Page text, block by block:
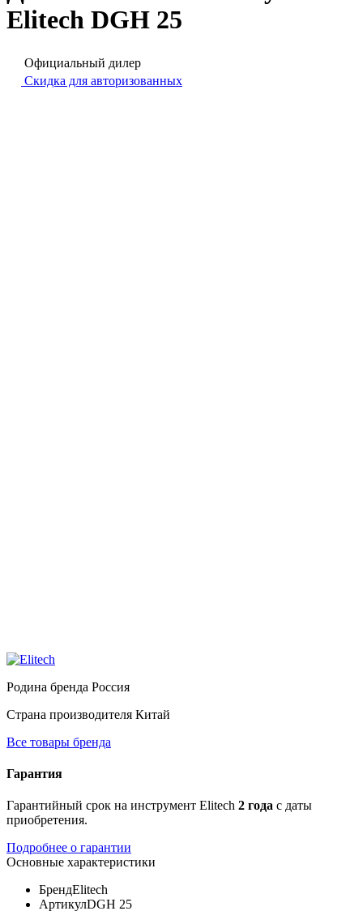
Elitech DGH 25
Официальный дилер
Скидка для авторизованных
Родина бренда Россия
Страна производителя Китай
Все товары бренда
Гарантия
Гарантийный срок на инструмент Elitech 2 года с даты
приобретения.
Подробнее о гарантии
Основные характеристики
БрендElitech
АртикулDGH 25